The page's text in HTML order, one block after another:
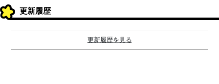
更新履歴
更新履歴を見る